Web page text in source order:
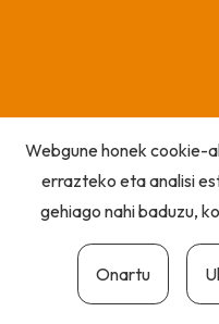
Webgune honek cookie-
errazteko eta analisi
gehiago nahi baduzu,
Onartu